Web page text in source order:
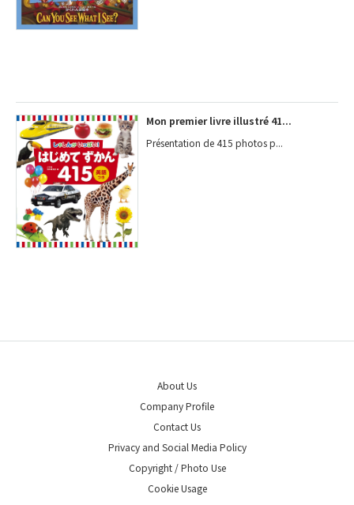
Mon premier livre illustré 41...
Présentation de 415 photos p...
About Us
Company Profile
Contact Us
Privacy and Social Media Policy
Copyright / Photo Use
Cookie Usage